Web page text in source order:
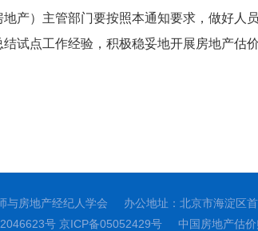
产）主管部门要按照本通知要求，做好
试点工作经验，积极稳妥地开展房地产估
与房地产经纪人学会 办公地址：北京市海淀区
号 京ICP备05052429号中国房地产估价